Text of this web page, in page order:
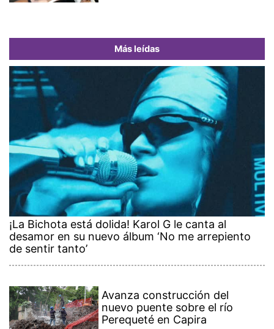
Más leídas
¡La Bichota está dolida! Karol G le canta al
desamor en su nuevo álbum ‘No me arrepiento
de sentir tanto’
Avanza construcción del
nuevo puente sobre el río
Perequeté en Capira